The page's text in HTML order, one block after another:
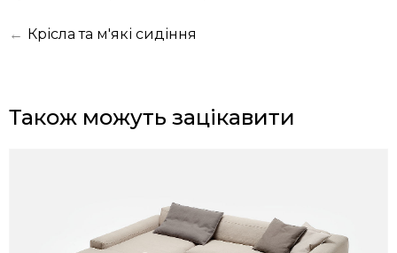
← Крісла та м'які сидіння
Також можуть зацікавити